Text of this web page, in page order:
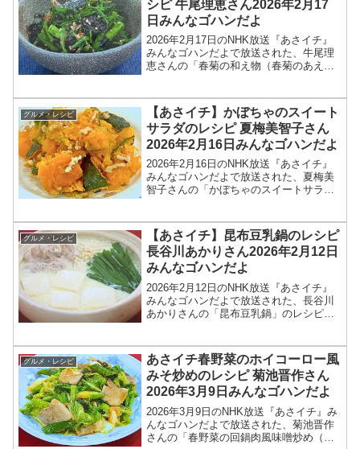
シピ 牛尾理恵さん2026年2月17
日みんなゴハンだよ
2026年2月17日のNHK放送『あさイチ』
みんなゴハンだよで放送された、牛尾理
恵さんの「春菊の和え物（春菊のあえも
の牛尾理恵さんが登場！春菊のあえもの
のレシピを教え...
グルメ・レシピ
【あさイチ】かぼちゃのスイート
サラダのレシピ 夏梅美智子さん
2026年2月16日みんなゴハンだよ
2026年2月16日のNHK放送『あさイチ』
みんなゴハンだよで放送された、夏梅美
智子さんの「かぼちゃのスイートサラ
夏梅美智子さんが登場！レンチンしたカ
ボチャに、塩・く...
グルメ・レシピ
【あさイチ】昆布豆乳鍋のレシピ
長谷川あかりさん2026年2月12日
みんなゴハンだよ
2026年2月12日のNHK放送『あさイチ』
みんなゴハンだよで放送された、長谷川
あかりさんの「昆布豆乳鍋」のレシピを
んが登場！具材を入れて煮るだけのノン
オイル鍋のレシ...
グルメ・レシピ
あさイチ春野菜のホイコーロー風
みそ炒めのレシピ 菊池晋作さん
2026年3月9日みんなゴハンだよ
2026年3月9日のNHK放送『あさイチ』み
んなゴハンだよで放送された、菊池晋作
さんの「春野菜の回鍋肉風味噌炒め（春